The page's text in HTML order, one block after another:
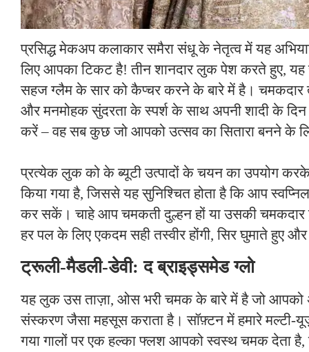
प्रसिद्ध मेकअप कलाकार समैरा संधू के नेतृत्व में यह
लिए आपका टिकट है! तीन शानदार लुक पेश करते हुए,
सहज ग्लैम के सार को कैप्चर करने के बारे में है। चमकदार
और मनमोहक सुंदरता के स्पर्श के साथ अपनी शादी के
करें – वह सब कुछ जो आपको उत्सव का सितारा बनने के
प्रत्येक लुक को के ब्यूटी उत्पादों के चयन का उपयोग करके
किया गया है, जिससे यह सुनिश्चित होता है कि आप
कर सकें। चाहे आप चमकती दुल्हन हों या उसकी चमकदार
हर पल के लिए एकदम सही तस्वीर होंगी, सिर घुमाते हुए
ट्रूली-मैडली-डेवी: द ब्राइड्समेड ग्लो
यह लुक उस ताज़ा, ओस भरी चमक के बारे में है जो
संस्करण जैसा महसूस कराता है। सॉफ़्टन में हमारे मल्टी-
गया गालों पर एक हल्का फ्लश आपको स्वस्थ चमक देता है,